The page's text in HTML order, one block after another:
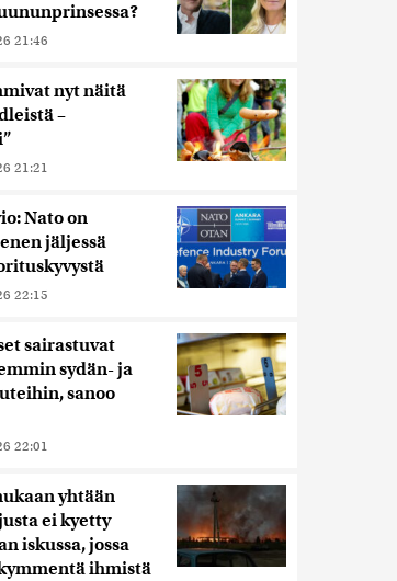
21:46
nyt näitä
–
21:21
Nato on
jäljessä
22:15
sairastuvat
sydän- ja
sanoo
22:01
yhtään
ei kyetty
iskussa, jossa
ihmistä